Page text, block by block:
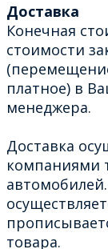
Доставка
Конечная
стоимости
платное) в
менеджера.
Доставка
компаниями
товара.